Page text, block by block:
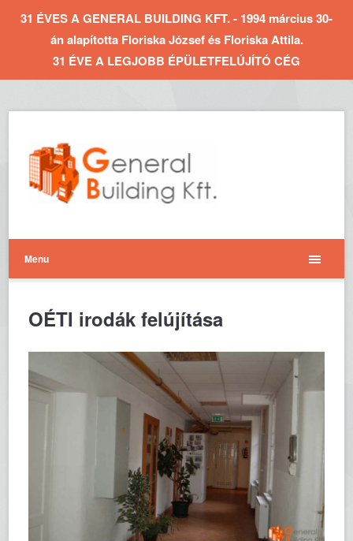
31 ÉVES A GENERAL BUILDING KFT. - 1994 március 30-
án alapította Floriska József és Floriska Attila.
31 ÉVE A LEGJOBB ÉPÜLETFELÚJÍTÓ CÉG
Menu
OÉTI irodák felújítása